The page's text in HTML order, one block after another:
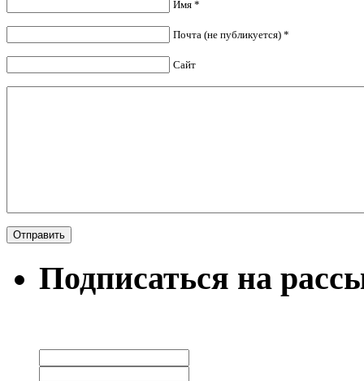
Имя *
Почта (не публикуется) *
Сайт
Подписаться на